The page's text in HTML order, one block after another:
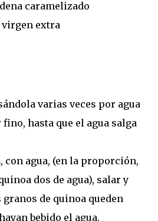
caramelizado
virgen extra
varias veces por agua
hasta que el agua salga
con agua, (en la proporción,
dos de agua), salar y
granos de quinoa queden
bebido el agua.